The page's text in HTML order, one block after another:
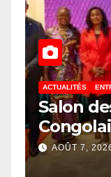
ACTUALITÉS
Salon
l’ANAPI
AOÛT 7,